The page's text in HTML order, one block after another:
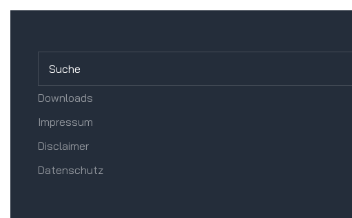
Downloads
Impressum
Disclaimer
Datenschutz